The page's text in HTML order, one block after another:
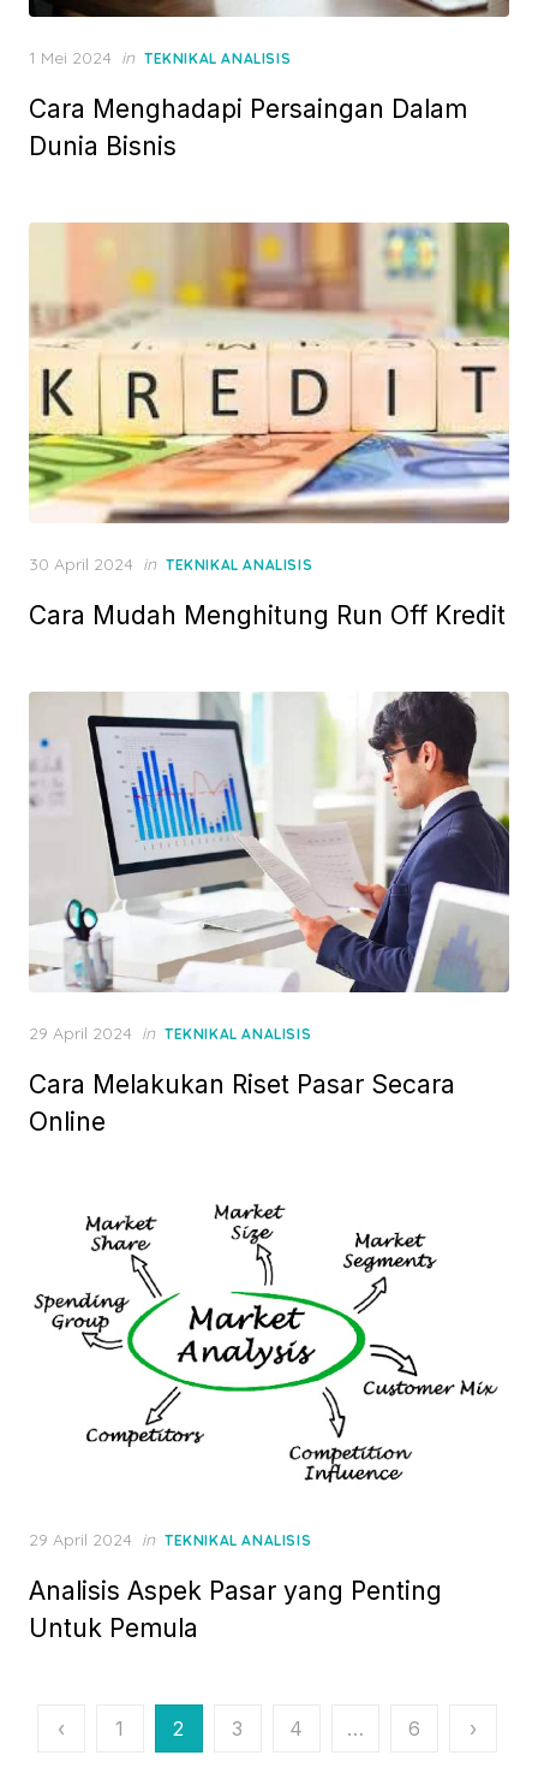
P
s
t
e
1 Mei 2024 in TEKNIKAL ANALISIS
Cara Menghadapi Persaingan Dalam
Dunia Bisnis
P
s
d
n
30 April 2024 in TEKNIKAL ANALISIS
Cara Mudah Menghitung Run Off Kredit
P
s
t
e
29 April 2024 in TEKNIKAL ANALISIS
Cara Melakukan Riset Pasar Secara
Online
P
s
t
e
29 April 2024 in TEKNIKAL ANALISIS
Analisis Aspek Pasar yang Penting
Untuk Pemula
‹ 1 2 3 4 … 6 ›